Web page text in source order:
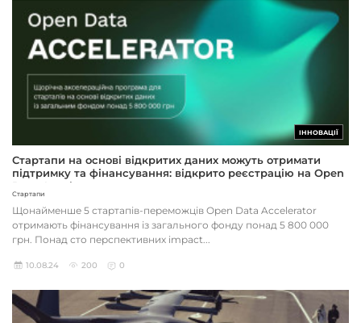
ІННОВАЦІЇ
Стартапи на основі відкритих даних можуть отримати
підтримку та фінансування: відкрито реєстрацію на Open
Data Accelerator
Стартапи
Щонайменше 5 стартапів-переможців Open Data Accelerator
отримають фінансування із загального фонду понад 5 800 000
грн. Понад сто перспективних impact...
10.08.24 200 0